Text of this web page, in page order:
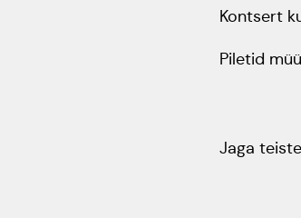
Kontsert
Piletid
Jaga